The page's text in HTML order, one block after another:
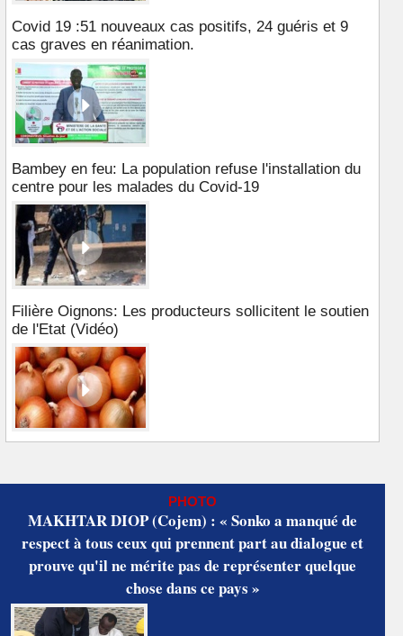
Covid 19 :51 nouveaux cas positifs, 24 guéris et 9
cas graves en réanimation.
Bambey en feu: La population refuse l'installation du
centre pour les malades du Covid-19
Filière Oignons: Les producteurs sollicitent le soutien
de l'Etat (Vidéo)
PHOTO
MAKHTAR DIOP (Cojem) : « Sonko a manqué de
respect à tous ceux qui prennent part au dialogue et
prouve qu'il ne mérite pas de représenter quelque
chose dans ce pays »